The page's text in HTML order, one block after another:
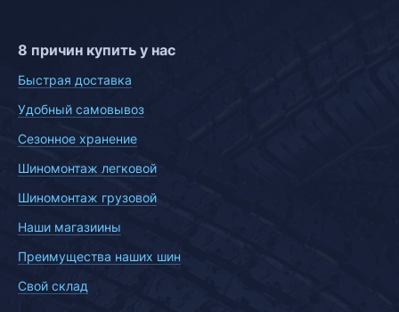
8 причин купить у нас
Быстрая доставка
Удобный самовывоз
Сезонное хранение
Шиномонтаж легковой
Шиномонтаж грузовой
Наши магазиины
Преимущества наших шин
Свой склад